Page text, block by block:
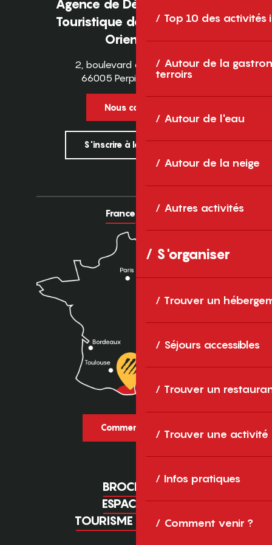
Top 10 des activités
Autour de la
terroirs
Autour de l'eau
Autour de la neige
Autres activités
S'organiser
Trouver un
Séjours accessibles
Trouver un
Trouver une activité
Infos pratiques
Comment venir ?
Agence de Développement
Touristique des Pyrénées-
Orientales
2, boulevard des Pyrénées
66005 Perpignan Cedex
Nous contacter
S'inscrire à la newsletter
France Europe
Comment venir ?
BROCHURES
ESPACE PRO
TOURISME D'AFFAIRES